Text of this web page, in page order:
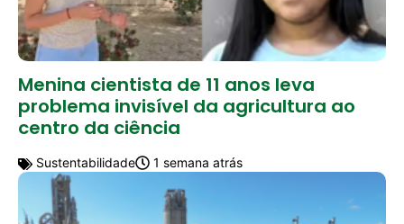
Menina cientista de 11 anos leva
problema invisível da agricultura ao
centro da ciência
Sustentabilidade 1 semana atrás